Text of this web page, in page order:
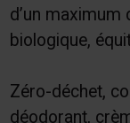
d’un maximum
biologique,
Zéro-déchet,
déodorant,